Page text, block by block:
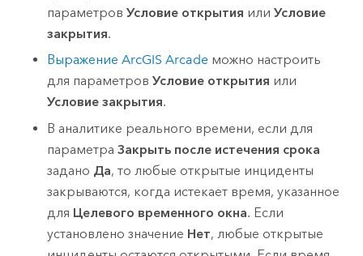
параметровУсловие открытия илиУсловие
закрытия.
ВыражениеArcGIS Arcade можно настроить
для параметровУсловие открытия или
Условие закрытия.
В аналитике реального времени, если для
параметраЗакрыть после истечения срока
задано Да, то любые открытые инциденты
закрываются, когда истекает время, указанное
для Целевого временного окна. Если
установлено значение Нет, любые открытые